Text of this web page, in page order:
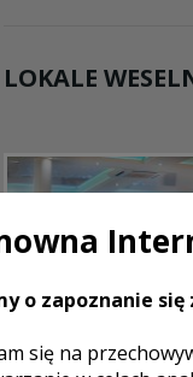
LOKALE
o zapoznanie
się na